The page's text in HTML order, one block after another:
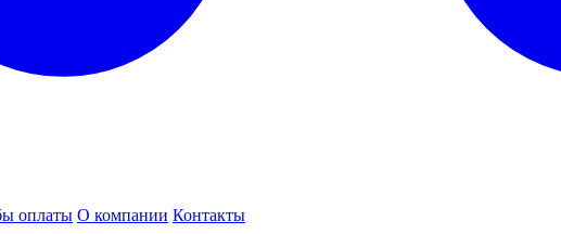
оплаты О компании Контакты